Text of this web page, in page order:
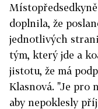
doplnila, že
jednotlivých
tým, který jde a
jistotu, že má
Klasnová. "Je pro
aby nepoklesly